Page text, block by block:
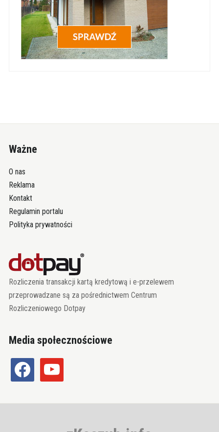
Ważne
O nas
Reklama
Kontakt
Regulamin portalu
Polityka prywatności
Rozliczenia transakcji kartą kredytową i e-przelewem
przeprowadzane są za pośrednictwem Centrum
Rozliczeniowego Dotpay
Media społecznościowe
facebook youtube